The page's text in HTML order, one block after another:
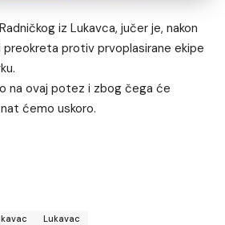
iz Lukavca, jučer je, nakon
protiv prvoplasirane ekipe
na ovaj potez i zbog čega će
ćemo uskoro.
Lukavac